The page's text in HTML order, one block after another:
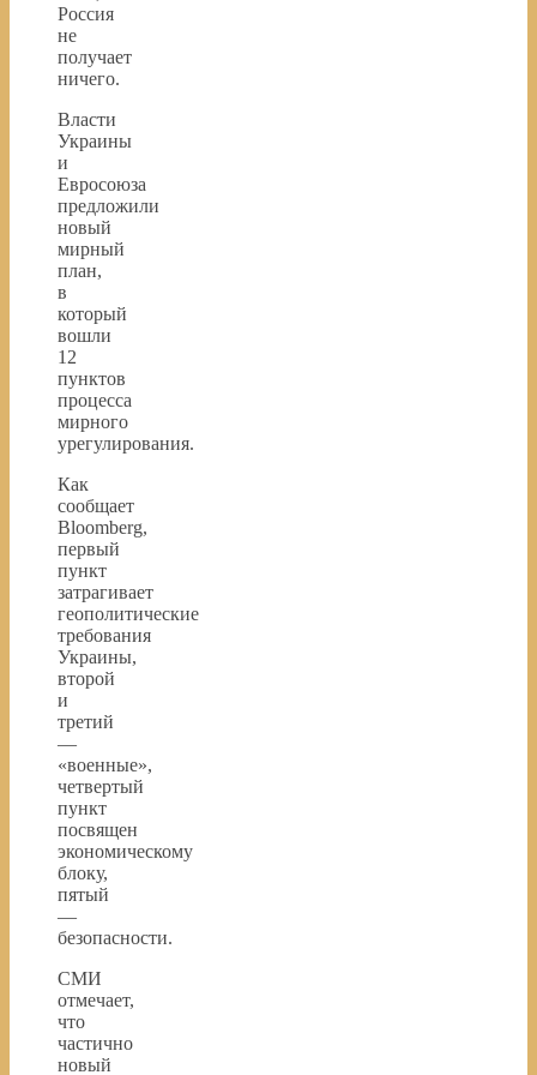
Россия
не
получает
ничего.
Власти
Украины
и
Евросоюза
предложили
новый
мирный
план,
в
который
вошли
12
пунктов
процесса
мирного
урегулирования.
Как
сообщает
Bloomberg,
первый
пункт
затрагивает
геополитические
требования
Украины,
второй
и
третий
—
«военные»,
четвертый
пункт
посвящен
экономическому
блоку,
пятый
—
безопасности.
СМИ
отмечает,
что
частично
новый